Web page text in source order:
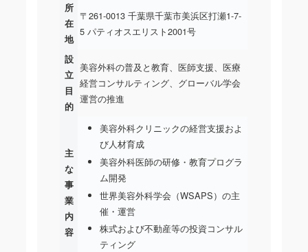
所
在
地
〒261-0013 千葉県千葉市美浜区打瀬1-7-
5 パティオスエリスト2001号
設
立
目
的
美容外科の普及と教育、医師支援、医療
経営コンサルティング、グローバル学会
運営の推進
主
な
事
業
内
容
美容外科クリニックの経営支援およ
び人材育成
美容外科医師の研修・教育プログラ
ム開発
世界美容外科学会（WSAPS）の主
催・運営
株式および不動産等の投資コンサル
ティング